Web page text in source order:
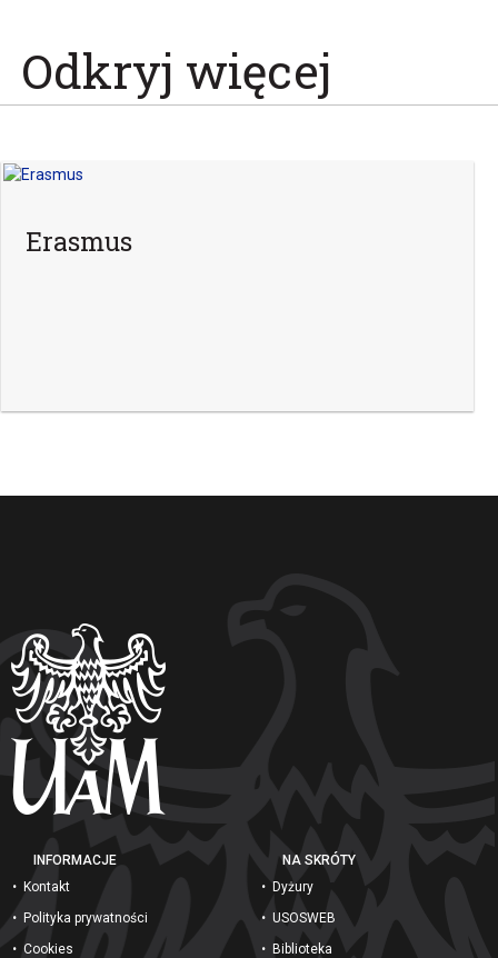
Odkryj więcej
Erasmus
INFORMACJE
Kontakt
Polityka prywatności
Cookies
NA SKRÓTY
Dyżury
USOSWEB
Biblioteka